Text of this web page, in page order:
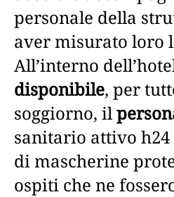
personale della
aver misurato loro
All’interno
disponibile, per
soggiorno, il
sanitario attivo h24
di mascherine
ospiti che ne